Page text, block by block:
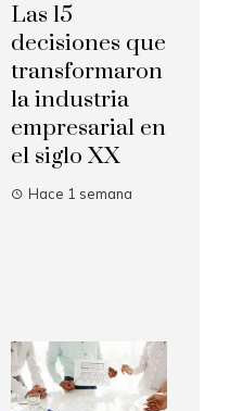
Las 15
decisiones que
transformaron
la industria
empresarial en
el siglo XX
Hace 1 semana